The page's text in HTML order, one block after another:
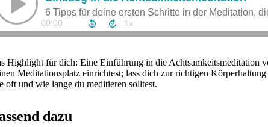
Highlight für dich: Eine Einführung in die Achtsamkeitsmeditation
Meditationsplatz einrichtest; lass dich zur richtigen
oft und wie lange du meditieren solltest.
dazu